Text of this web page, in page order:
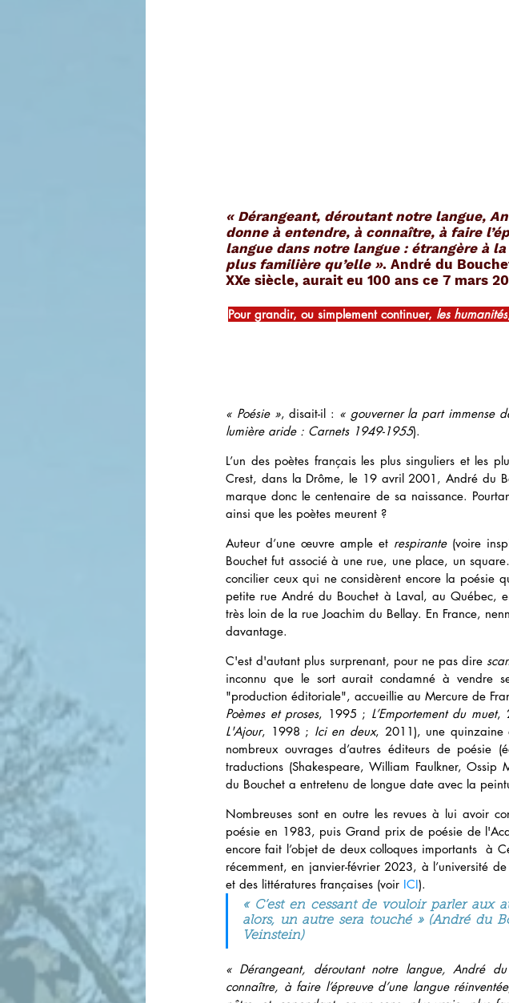
« Dérangeant, déroutant notre langue,
donne à entendre, à connaître, à faire
langue dans notre langue : étrangère à
plus familière qu’elle ». André du
XXe siècle, aurait eu 100 ans ce 7 mars
Pour grandir, ou simplement continuer, les humanités
« Poésie », disait-il : « gouverner la part immense
lumière aride : Carnets 1949-1955).
L’un des poètes français les plus singuliers et les
Crest, dans la Drôme, le 19 avril 2001, André du
marque donc le centenaire de sa naissance.
ainsi que les poètes meurent ?
Auteur d’une œuvre ample et respirante (voire
Bouchet fut associé à une rue, une place, un
concilier ceux qui ne considèrent encore la poésie
petite rue André du Bouchet à Laval, au Québec,
très loin de la rue Joachim du Bellay. En France,
davantage.
C'est d'autant plus surprenant, pour ne pas dire
inconnu que le sort aurait condamné à vendre
"production éditoriale", accueillie au Mercure de
Poèmes et proses, 1995 ; L’Emportement du muet,
L'Ajour, 1998 ; Ici en deux, 2011), une quinzaine
nombreux ouvrages d’autres éditeurs de
traductions (Shakespeare, William Faulkner,
du Bouchet a entretenu de longue date avec la
Nombreuses sont en outre les revues à lui avoir
poésie en 1983, puis Grand prix de poésie de
encore fait l’objet de deux colloques importants  à
récemment, en janvier-février 2023, à l’université
et des littératures françaises (voir ICI).
« C’est en cessant de vouloir parler aux
alors, un autre sera touché » (André du
Veinstein)
« Dérangeant, déroutant notre langue, André
connaître, à faire l’épreuve d’une langue